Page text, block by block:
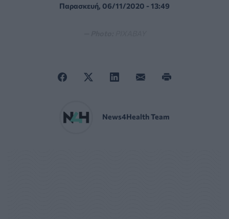
Παρασκευή, 06/11/2020 - 13:49
News4Health Team